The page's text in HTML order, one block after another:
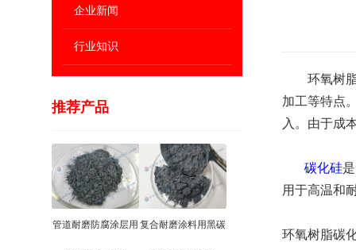
企业新闻
行业知识
推荐产品
管道耐磨防腐涂层用 复合耐磨涂料用黑碳
环氧树脂
加工等特点
入。由于成
碳化硅
用于高温和
环氧树脂碳